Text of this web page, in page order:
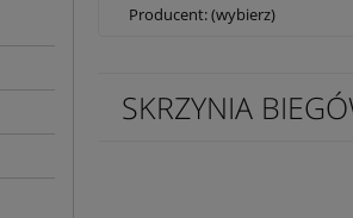
Producent: (wybierz)
SKRZYNIA